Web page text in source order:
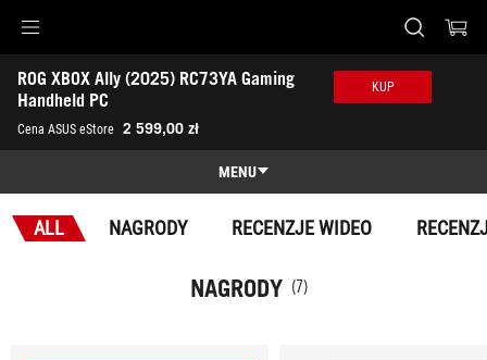
Accessibility links
Skip to content
Accessibility Help
Skip to Menu
ASUS Footer
ROG XBOX Ally (2025) RC73YA Gaming
Handheld PC
-
Nagrody
Cena ASUS eStore 2 599,00 zł
KUP
MENU
Funkcje
ALL NAGRODY RECENZJE WIDEO
NAGRODY (7)